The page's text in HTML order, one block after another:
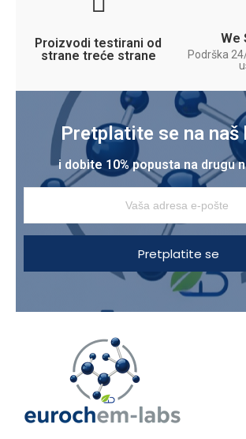
Proizvodi testirani od
strane treće strane
We
Podrška
Pretplatite se na naš
i dobite 10% popusta na drugu
Pretplatite se